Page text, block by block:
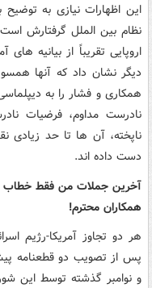
این اظهارات نیازی به توضیح
نظام بین الملل گرفتارش
اروپایی تقریباً از بیانیه
دیگر نشان داد که آنها
همکاری و فشار را به
نادرست مداوم، فرضیات
ناپخته، آن ها تا حد زیادی
دست داده اند.
آخرین جملات من فقط خطاب
همکاران محترم!
هر دو تجاوز آمریکا-رژیم
پس از تصویب دو قطعنامه
و نوامبر گذشته توسط این